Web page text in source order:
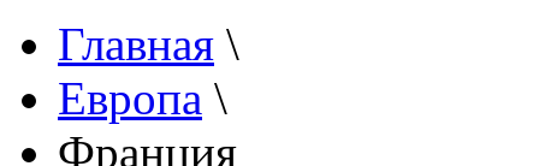
Главная \
Европа \
Франция